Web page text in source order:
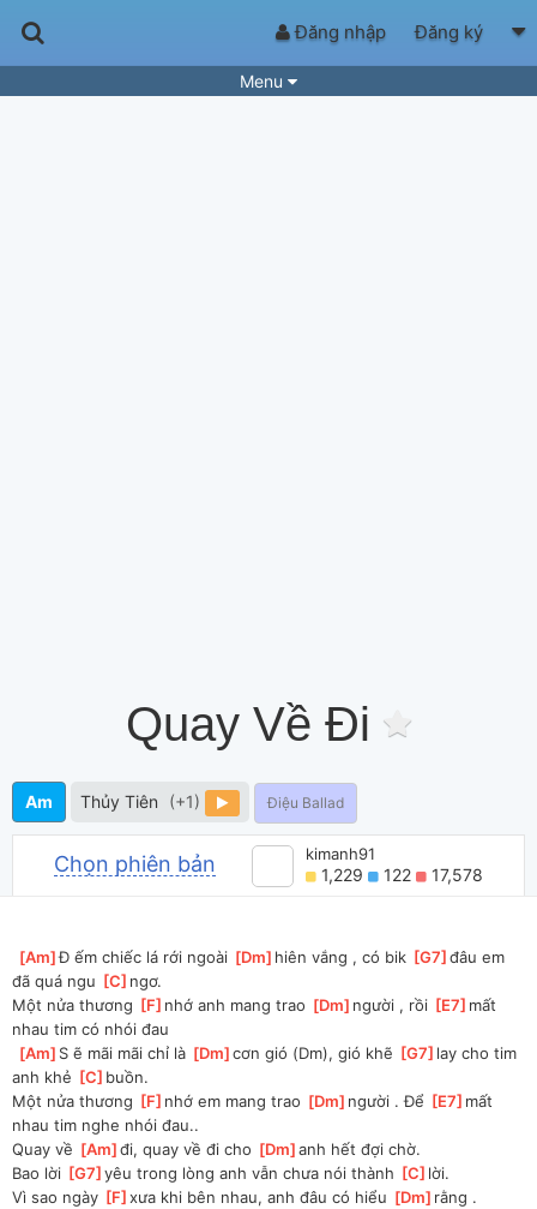
Đăng nhập Đăng ký
Menu
Quay Về Đi
Am Thủy Tiên (+1) Điệu Ballad
Chọn phiên bản kimanh91
1,229 122 17,578
[Am ]
Đ ếm chiếc lá rới ngoài [Dm ]hiên vắng , có bik [G7 ]
đâu em
đã quá ngu [C ]ngơ.
Một nửa thương [F ]nhớ anh mang trao [Dm ]người , rồi [E7 ]mất
nhau tim có nhói đau
[Am ]S ẽ mãi mãi chỉ là [Dm ]
cơn gió (Dm), gió khẽ [G7 ]lay cho tim
anh khẻ [C ]buồn.
Một nửa thương [F ]nhớ em mang trao [Dm ]người . Để [E7 ]mất
nhau tim nghe nhói đau..
Quay về [Am ]
đi, quay về đi cho [Dm ]
anh hết đợi chờ.
Bao lời [G7 ]
yêu trong lòng anh vẫn chưa nói thành [C ]lời.
Vì sao ngày [F ]
xưa khi bên nhau, anh đâu có hiểu [Dm ]rằng .